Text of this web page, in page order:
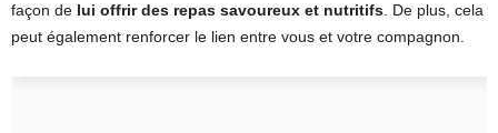
façon de lui offrir des repas savoureux et nutritifs. De plus, cela
peut également renforcer le lien entre vous et votre compagnon.